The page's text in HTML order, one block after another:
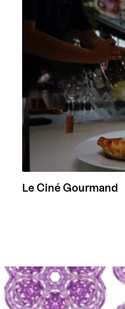
Le Ciné Gourmand